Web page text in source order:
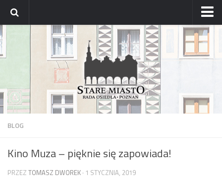
Strona główna
Archiwum aktualności
Archiwum bloga
Osiedle
Dzielnicowi Starego Miasta
Urzędy
BLOG
Kino Muza – pięknie się zapowiada!
PRZEZ TOMASZ DWOREK · 1 STYCZNIA, 2019